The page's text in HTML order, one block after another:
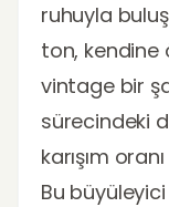
ruhuyla
ton, kendine
vintage bir
sürecindeki
karışım
Bu